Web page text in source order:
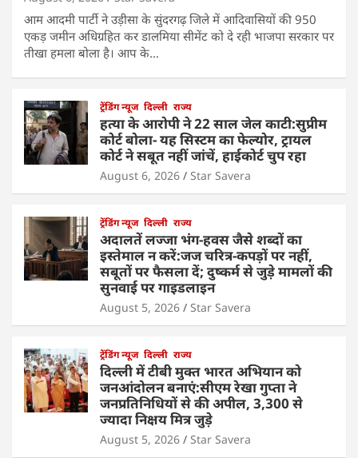
आम आदमी पार्टी ने उड़ीसा के सुंदरगढ़ जिले में आदिवासियों की 950
एकड़ जमीन अधिग्रहित कर डालमिया सीमेंट को दे रही भाजपा सरकार पर
तीखा हमला बोला है। आप के…
ट्रेंडिंग न्यूज दिल्ली राज्य
हत्या के आरोपी ने 22 साल जेल काटी:सुप्रीम
कोर्ट बोला- यह सिस्टम का फेल्योर, ट्रायल
कोर्ट ने सबूत नहीं जांचें, हाईकोर्ट चुप रहा
August 6, 2026 Star Savera
ट्रेंडिंग न्यूज दिल्ली राज्य
अदालतें लज्जा भंग-हवस जैसे शब्दों का
इस्तेमाल न करें:जज चरित्र-कपड़ों पर नहीं,
सबूतों पर फैसला दें; दुष्कर्म से जुड़े मामलों की
सुनवाई पर गाइडलाइन
August 5, 2026 Star Savera
ट्रेंडिंग न्यूज दिल्ली राज्य
दिल्ली में टीबी मुक्त भारत अभियान को
जनआंदोलन बनाएं:सीएम रेखा गुप्ता ने
जनप्रतिनिधियों से की अपील, 3,300 से
ज्यादा निक्षय मित्र जुड़े
August 5, 2026 Star Savera